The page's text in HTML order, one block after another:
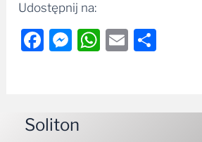
Udostępnij na:
Facebook
Messenger
WhatsApp
Email
Soliton